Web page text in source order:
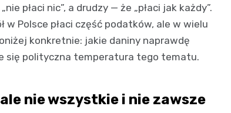
płaci nic”, a drudzy — że „płaci jak każdy”.
Polsce płaci część podatków, ale w wielu
konkretnie: jakie daniny naprawdę
się polityczna temperatura tego tematu.
nie wszystkie i nie zawsze